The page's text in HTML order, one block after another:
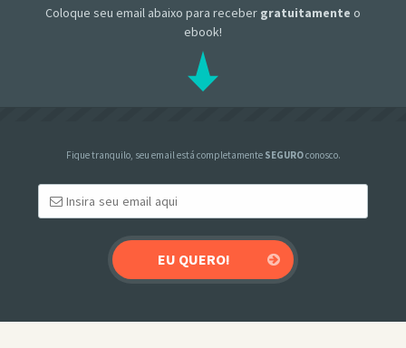
Coloque seu email abaixo para receber gratuitamente o
ebook!
Fique tranquilo, seu email está completamente SEGUROconosco.